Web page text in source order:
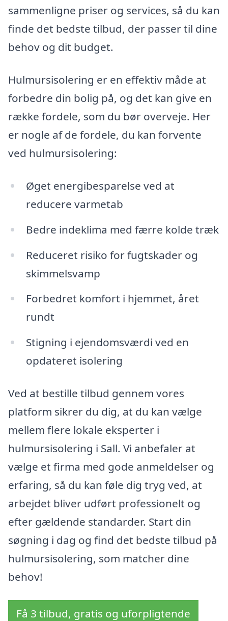
sammenligne priser og services, så du kan
finde det bedste tilbud, der passer til dine
behov og dit budget.
Hulmursisolering er en effektiv måde at
forbedre din bolig på, og det kan give en
række fordele, som du bør overveje. Her
er nogle af de fordele, du kan forvente
ved hulmursisolering:
Øget energibesparelse ved at
reducere varmetab
Bedre indeklima med færre kolde træk
Reduceret risiko for fugtskader og
skimmelsvamp
Forbedret komfort i hjemmet, året
rundt
Stigning i ejendomsværdi ved en
opdateret isolering
Ved at bestille tilbud gennem vores
platform sikrer du dig, at du kan vælge
mellem flere lokale eksperter i
hulmursisolering i Sall. Vi anbefaler at
vælge et firma med gode anmeldelser og
erfaring, så du kan føle dig tryg ved, at
arbejdet bliver udført professionelt og
efter gældende standarder. Start din
søgning i dag og find det bedste tilbud på
hulmursisolering, som matcher dine
behov!
Få 3 tilbud, gratis og uforpligtende